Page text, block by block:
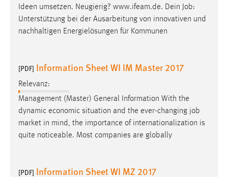
Ideen umsetzen. Neugierig? www.ifeam.de. Dein Job:
Unterstützung bei der Ausarbeitung von innovativen und
nachhaltigen Energielösungen für Kommunen
[PDF] Information Sheet WI IM Master 2017
Relevanz:
Management (Master) General Information With the
dynamic economic situation and the ever-changing job
market in mind, the importance of internationalization is
quite noticeable. Most companies are globally
[PDF] Information Sheet WI MZ 2017